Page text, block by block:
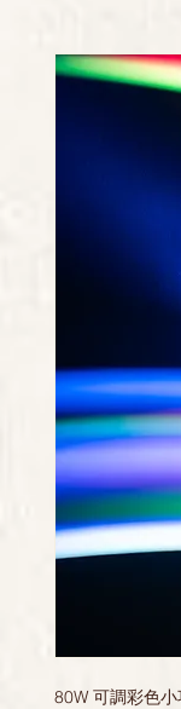
80W 可調彩色